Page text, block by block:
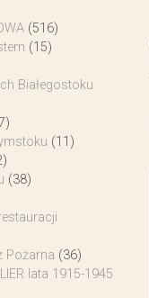
(516)
(15)
Białegostoku
(11)
(38)
Pożarna (36)
lata 1915-1945